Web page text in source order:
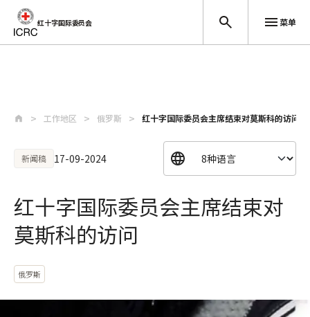
红十字国际委员会 菜单
工作地区 俄罗斯 红十字国际委员会主席结束对莫斯科的访问
新闻稿 17-09-2024
红十字国际委员会主席结束对
莫斯科的访问
俄罗斯